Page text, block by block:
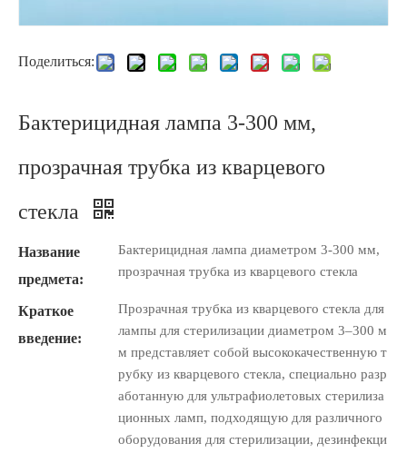
Поделиться:
Бактерицидная лампа 3-300 мм,
прозрачная трубка из кварцевого
стекла
Название
предмета:
Бактерицидная лампа диаметром 3-300 мм,
прозрачная трубка из кварцевого стекла
Краткое
введение:
Прозрачная трубка из кварцевого стекла для
лампы для стерилизации диаметром 3–300 м
м представляет собой высококачественную т
рубку из кварцевого стекла, специально разр
аботанную для ультрафиолетовых стерилиза
ционных ламп, подходящую для различного
оборудования для стерилизации, дезинфекци